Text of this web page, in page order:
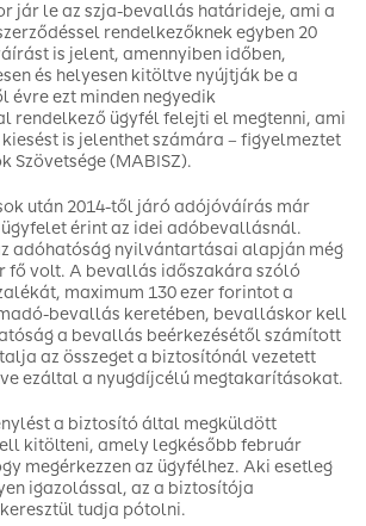
jár le az szja-bevallás határideje, ami a
rendelkezőknek egyben 20
is jelent, amennyiben időben,
és helyesen kitöltve nyújtják be a
évre ezt minden negyedik
rendelkező ügyfél felejti el megtenni, ami
is jelenthet számára – figyelmeztet
Szövetsége (MABISZ).
után 2014-től járó adójóváírás már
érint az idei adóbevallásnál.
adóhatóság nyilvántartásai alapján még
fő volt. A bevallás időszakára szóló
maximum 130 ezer forintot a
bevallás keretében, bevalláskor kell
a bevallás beérkezésétől számított
az összeget a biztosítónál vezetett
ezáltal a nyugdíjcélú megtakarításokat.
a biztosító által megküldött
kitölteni, amely legkésőbb február
megérkezzen az ügyfélhez. Aki esetleg
igazolással, az a biztosítója
tudja pótolni.